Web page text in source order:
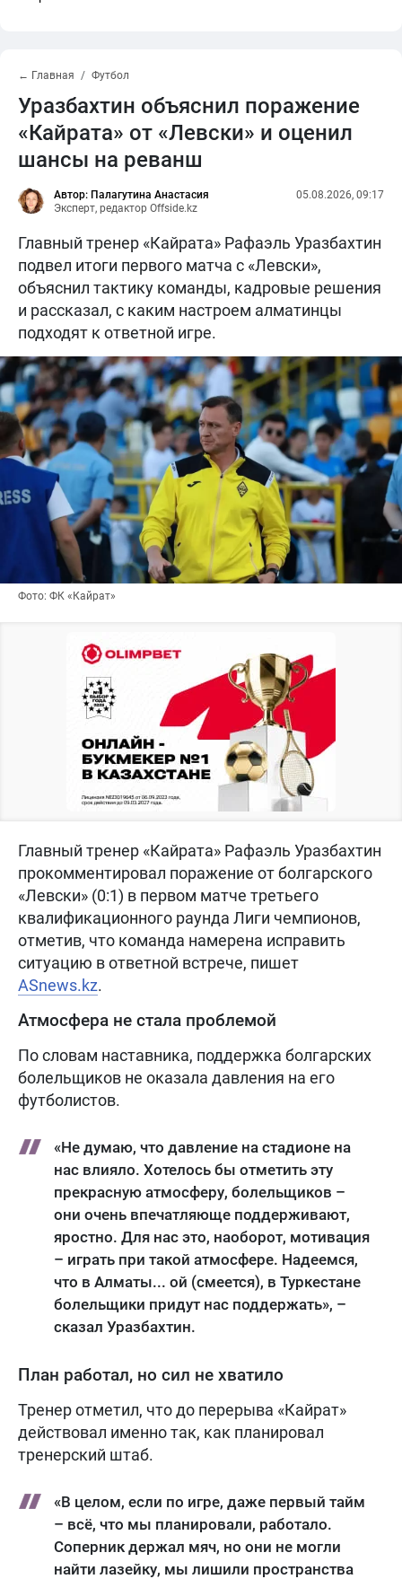
← Главная Футбол
Уразбахтин объяснил поражение
«Кайрата» от «Левски» и оценил
шансы на реванш
Автор: Палагутина Анастасия
Эксперт, редактор Offside.kz
05.08.2026, 09:17
Главный тренер «Кайрата» Рафаэль Уразбахтин
подвел итоги первого матча с «Левски»,
объяснил тактику команды, кадровые решения
и рассказал, с каким настроем алматинцы
подходят к ответной игре.
Фото: ФК «Кайрат»
Главный тренер «Кайрата» Рафаэль Уразбахтин
прокомментировал поражение от болгарского
«Левски» (0:1) в первом матче третьего
квалификационного раунда Лиги чемпионов,
отметив, что команда намерена исправить
ситуацию в ответной встрече, пишет
ASnews.kz.
Атмосфера не стала проблемой
По словам наставника, поддержка болгарских
болельщиков не оказала давления на его
футболистов.
«Не думаю, что давление на стадионе на
нас влияло. Хотелось бы отметить эту
прекрасную атмосферу, болельщиков –
они очень впечатляюще поддерживают,
яростно. Для нас это, наоборот, мотивация
– играть при такой атмосфере. Надеемся,
что в Алматы... ой (смеется), в Туркестане
болельщики придут нас поддержать», –
сказал Уразбахтин.
План работал, но сил не хватило
Тренер отметил, что до перерыва «Кайрат»
действовал именно так, как планировал
тренерский штаб.
«В целом, если по игре, даже первый тайм
– всё, что мы планировали, работало.
Соперник держал мяч, но они не могли
найти лазейку, мы лишили пространства